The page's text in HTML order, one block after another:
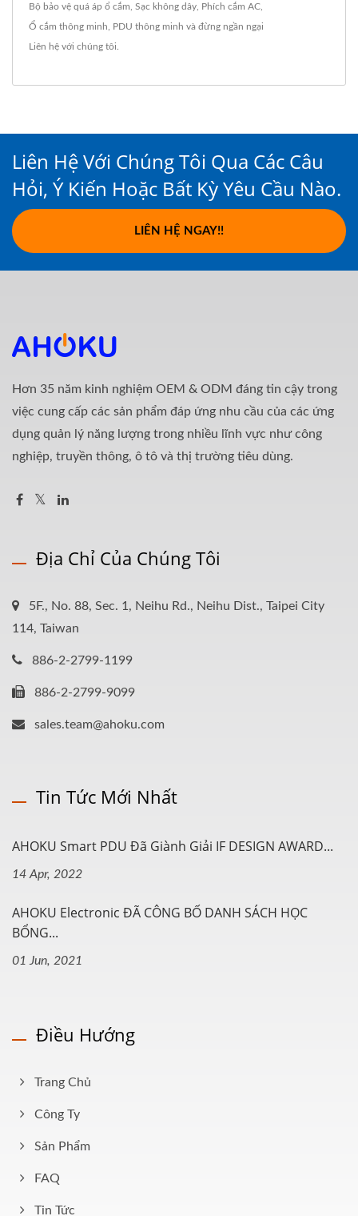
Bộ bảo vệ quá áp ổ cắm Sạc không dây Phích cắm AC
Ổ cắm thông minh PDU thông minh và đừng ngần ngại
Liên hệ với chúng tôi
Liên Hệ Với Chúng Tôi Qua Các Câu
Hỏi, Ý Kiến Hoặc Bất Kỳ Yêu Cầu Nào.
LIÊN HỆ NGAY!!
Hơn 35 năm kinh nghiệm OEM & ODM đáng tin cậy trong
việc cung cấp các sản phẩm đáp ứng nhu cầu của các ứng
dụng quản lý năng lượng trong nhiều lĩnh vực như công
nghiệp, truyền thông, ô tô và thị trường tiêu dùng.
Địa Chỉ Của Chúng Tôi
5F., No. 88, Sec. 1, Neihu Rd., Neihu Dist., Taipei City
114, Taiwan
886-2-2799-1199
886-2-2799-9099
sales.team@ahoku.com
Tin Tức Mới Nhất
AHOKU Smart PDU Đã Giành Giải IF DESIGN AWARD...
14 Apr, 2022
AHOKU Electronic ĐÃ CÔNG BỐ DANH SÁCH HỌC
BỔNG...
01 Jun, 2021
Điều Hướng
Trang Chủ
Công Ty
Sản Phẩm
FAQ
Tin Tức